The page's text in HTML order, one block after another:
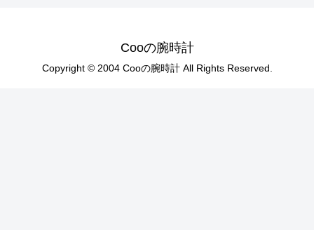
Cooの腕時計
Copyright © 2004 Cooの腕時計 All Rights Reserved.